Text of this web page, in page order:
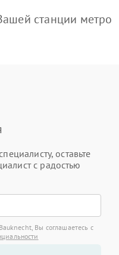
станции метро
оставьте
с радостью
Вы соглашаетесь с